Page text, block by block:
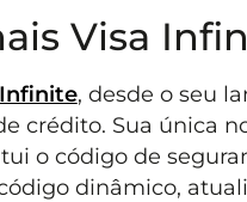
Visa
, desde o seu
crédito. Sua única
o código de
dinâmico,